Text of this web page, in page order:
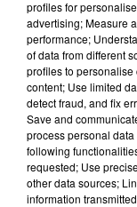
profiles for
advertising; Measure
performance;
of data from different
profiles to
content; Use limited
detect fraud, and fix
Save and
process personal
following
requested; Use
other data sources;
information